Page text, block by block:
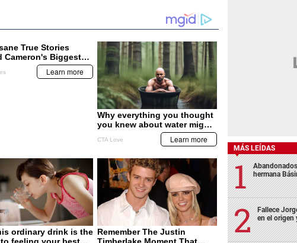
MÁS LEÍDAS
hermana
Fallece
en el origen